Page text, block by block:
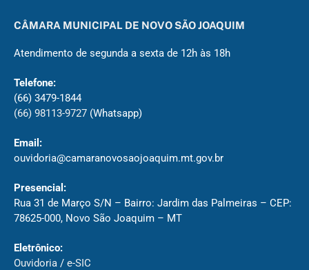
CÂMARA MUNICIPAL DE NOVO SÃO JOAQUIM
Atendimento de segunda a sexta de 12h às 18h
Telefone:
(66) 3479-1844
(66) 98113-9727 (Whatsapp)
Email:
ouvidoria@camaranovosaojoaquim.mt.gov.br
Presencial:
Rua 31 de Março S/N – Bairro: Jardim das Palmeiras – CEP:
78625-000, Novo São Joaquim – MT
Eletrônico:
Ouvidoria / e-SIC